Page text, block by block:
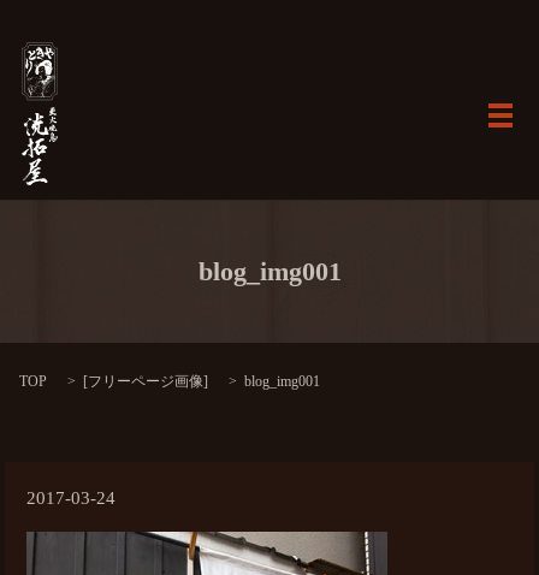
メ
blog_img001
TOP [フリーページ画像] blog_img001
2017-03-24